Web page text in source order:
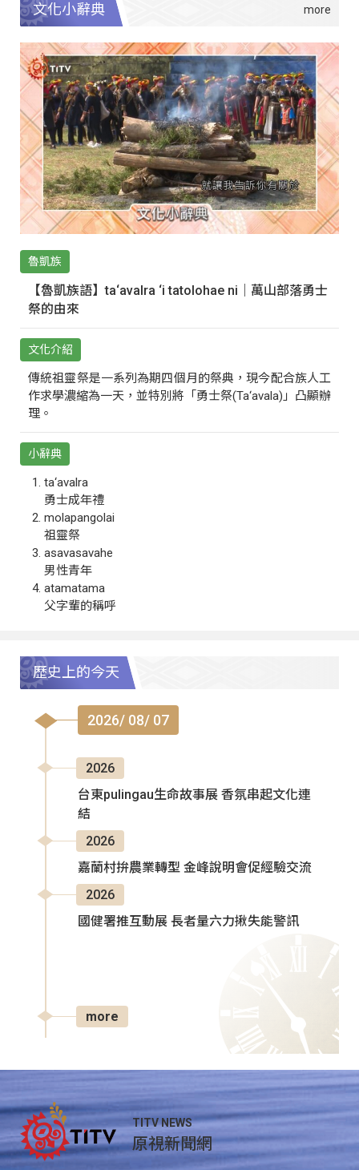
文化小辭典
魯凱族
【魯凱族語】ta‘avalra ‘i tatolohae ni｜萬山部落勇士
祭的由來
文化介紹
傳統祖靈祭是一系列為期四個月的祭典，現今配合族人工
作求學濃縮為一天，並特別將「勇士祭(Ta‘avala)」凸顯辦
理。
小辭典
ta‘avalra
勇士成年禮
molapangolai
祖靈祭
asavasavahe
男性青年
atamatama
父字輩的稱呼
歷史上的今天
2026/ 08/ 07
2026
台東pulingau生命故事展 香氛串起文化連
結
2026
嘉蘭村拚農業轉型 金峰說明會促經驗交流
2026
國健署推互動展 長者量六力揪失能警訊
more
TITV NEWS
原視新聞網